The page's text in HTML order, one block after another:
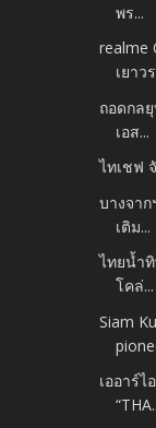
พร...
realme
เยาว
ถอดกล
เอส...
ไทเชฟ
บางจา
เติม...
ไทยน้ำ
โคล่...
Siam
เออาร์